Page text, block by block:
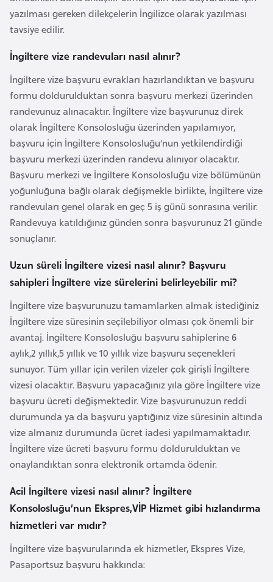
yazılması gereken dilekçelerin İngilizce olarak yazılması
tavsiye edilir.
İngiltere vize randevuları nasıl alınır?
İngiltere vize başvuru evrakları hazırlandıktan ve başvuru
formu doldurulduktan sonra başvuru merkezi üzerinden
randevunuz alınacaktır. İngiltere vize başvurunuz direk
olarak İngiltere Konsolosluğu üzerinden yapılamıyor,
başvuru için İngiltere Konsolosluğu’nun yetkilendirdiği
başvuru merkezi üzerinden randevu alınıyor olacaktır.
Başvuru merkezi ve İngiltere Konsolosluğu vize bölümünün
yoğunluğuna bağlı olarak değişmekle birlikte, İngiltere vize
randevuları genel olarak en geç 5 iş günü sonrasına verilir.
Randevuya katıldığınız günden sonra başvurunuz 21 günde
sonuçlanır.
Uzun süreli İngiltere vizesi nasıl alınır? Başvuru
sahipleri İngiltere vize sürelerini belirleyebilir mi?
İngiltere vize başvurunuzu tamamlarken almak istediğiniz
İngiltere vize süresinin seçilebiliyor olması çok önemli bir
avantaj. İngiltere Konsolosluğu başvuru sahiplerine 6
aylık,2 yıllık,5 yıllık ve 10 yıllık vize başvuru seçenekleri
sunuyor. Tüm yıllar için verilen vizeler çok girişli İngiltere
vizesi olacaktır. Başvuru yapacağınız yıla göre İngiltere vize
başvuru ücreti değişmektedir. Vize başvurunuzun reddi
durumunda ya da başvuru yaptığınız vize süresinin altında
vize almanız durumunda ücret iadesi yapılmamaktadır.
İngiltere vize ücreti başvuru formu doldurulduktan ve
onaylandıktan sonra elektronik ortamda ödenir.
Acil İngiltere vizesi nasıl alınır? İngiltere
Konsolosluğu’nun Ekspres,VİP Hizmet gibi hızlandırma
hizmetleri var mıdır?
İngiltere vize başvurularında ek hizmetler, Ekspres Vize,
Pasaportsuz başvuru hakkında:
l
g
r
s
t
a
n
B
u
r
k
i
a
F
a
s
o
Ç
a
d
Ç
e
k
u
m
h
u
r